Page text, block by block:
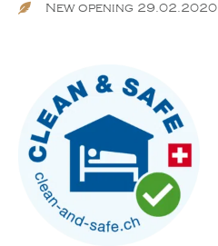
New opening 29.02.2020